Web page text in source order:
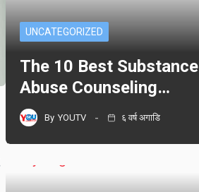
UNCATEGORIZED
The 10 Best Substance
Abuse Counseling…
By YOUTV ६ वर्ष अगाडि